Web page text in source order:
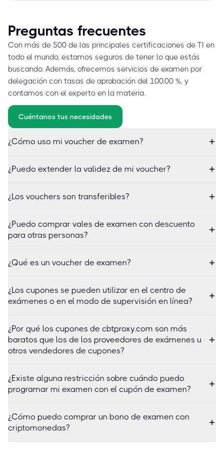
Preguntas frecuentes
Con más de 500 de las principales certificaciones de TI en
todo el mundo, estamos seguros de tener lo que estás
buscando. Además, ofrecemos servicios de examen por
delegación con tasas de aprobación del 100,00 %, y
contamos con el experto en la materia.
Cuéntanos tus necesidades
¿Cómo uso mi voucher de examen?
¿Puedo extender la validez de mi voucher?
¿Los vouchers son transferibles?
¿Puedo comprar vales de examen con descuento
para otras personas?
¿Qué es un voucher de examen?
¿Los cupones se pueden utilizar en el centro de
exámenes o en el modo de supervisión en línea?
¿Por qué los cupones de cbtproxy.com son más
baratos que los de los proveedores de exámenes u
otros vendedores de cupones?
¿Existe alguna restricción sobre cuándo puedo
programar mi examen con el cupón de examen?
¿Cómo puedo comprar un bono de examen con
criptomonedas?